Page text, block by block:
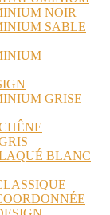
NOIR
SABLE
GRISE
BLANC